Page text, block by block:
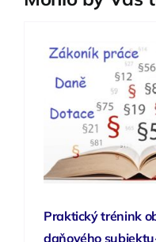
Praktický trénink
daňového